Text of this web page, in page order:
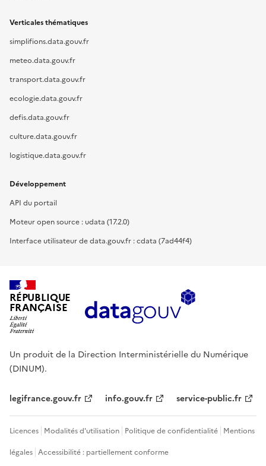
Verticales thématiques
simplifions.data.gouv.fr
meteo.data.gouv.fr
transport.data.gouv.fr
ecologie.data.gouv.fr
defis.data.gouv.fr
culture.data.gouv.fr
logistique.data.gouv.fr
Développement
API du portail
Moteur open source : udata (17.2.0)
Interface utilisateur de data.gouv.fr : cdata (7ad44f4)
RÉPUBLIQUE
FRANÇAISE
Un produit de la Direction Interministérielle du Numérique
(DINUM).
legifrance.gouv.fr info.gouv.fr service-public.fr
Licences Modalités d'utilisation Politique de confidentialité Mentions
légales Accessibilité : partiellement conforme